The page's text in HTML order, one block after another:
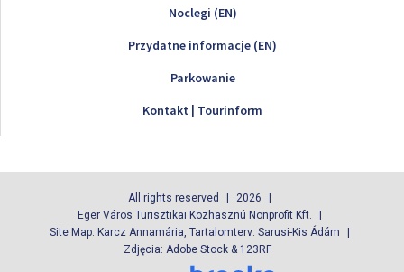
Noclegi (EN)
Przydatne informacje (EN)
Parkowanie
Kontakt | Tourinform
All rights reserved
2026
Eger Város Turisztikai Közhasznú Nonprofit Kft.
Site Map: Karcz Annamária, Tartalomterv: Sarusi-Kis Ádám
Zdjęcia: Adobe Stock & 123RF